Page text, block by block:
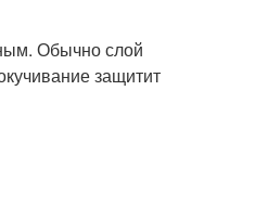
Обычно слой
защитит